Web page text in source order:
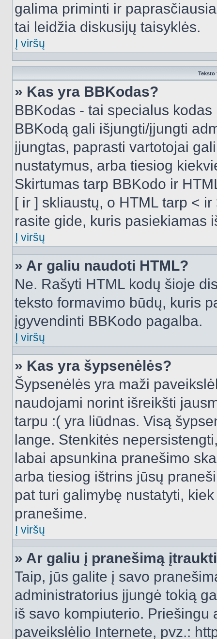
galima priminti ir
tai leidžia diskusijų taisyklės.
Į viršų
Teksto
» Kas yra BBKodas?
BBKodas - tai specialus
BBKodą gali išjungti/įjungti
įjungtas, paprasti vartotojai
nustatymus, arba tiesiog
Skirtumas tarp BBKodo ir
[ ir ] skliaustų, o HTML tarp <
rasite gide, kuris pasiekiamas
Į viršų
» Ar galiu naudoti HTML?
Ne. Rašyti HTML kodų šioje
teksto formavimo būdų, kuris
įgyvendinti BBKodo pagalba.
Į viršų
» Kas yra šypsenėlės?
Šypsenėlės yra maži
naudojami norint išreikšti
tarpu :( yra liūdnas. Visą
lange. Stenkitės
labai apsunkina pranešimo
arba tiesiog ištrins jūsų
pat turi galimybę nustatyti,
pranešime.
Į viršų
» Ar galiu į pranešimą
Taip, jūs galite į savo
administratorius įjungė tokią
iš savo kompiuterio.
paveikslėlio Internete, pvz.: